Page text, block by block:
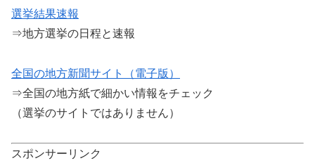
選挙結果速報
⇒地方選挙の日程と速報
全国の地方新聞サイト（電子版）
⇒全国の地方紙で細かい情報をチェック
（選挙のサイトではありません）
スポンサーリンク